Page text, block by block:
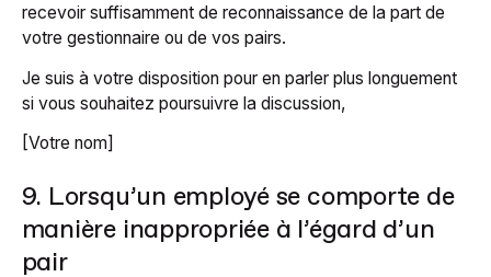
recevoir suffisamment de reconnaissance de la part de
votre gestionnaire ou de vos pairs.
Je suis à votre disposition pour en parler plus longuement
si vous souhaitez poursuivre la discussion,
[Votre nom]
9. Lorsqu’un employé se comporte de
manière inappropriée à l’égard d’un
pair